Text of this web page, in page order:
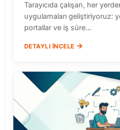
Tarayıcıda çalışan, her
uygulamaları geliştiriyoruz:
portallar ve iş süre...
DETAYLI İNCELE